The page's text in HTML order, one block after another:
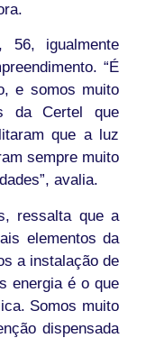
56, igualmente
“É
e somos muito
da Certel que
que a luz
sempre muito
avalia.
ressalta que a
elementos da
a instalação de
energia é o que
Somos muito
dispensada